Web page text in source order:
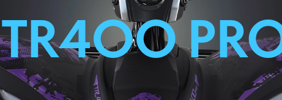
TR400